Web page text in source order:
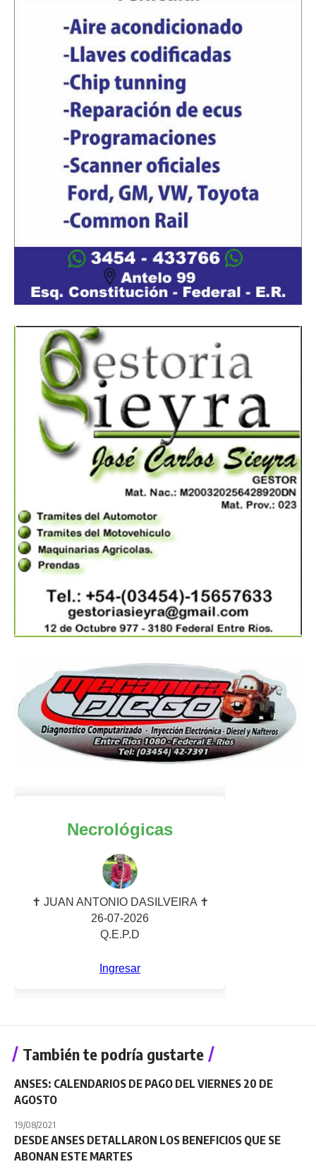
También te podría gustarte
ANSES: CALENDARIOS DE PAGO DEL VIERNES 20 DE
AGOSTO
19/08/2021
DESDE ANSES DETALLARON LOS BENEFICIOS QUE SE
ABONAN ESTE MARTES